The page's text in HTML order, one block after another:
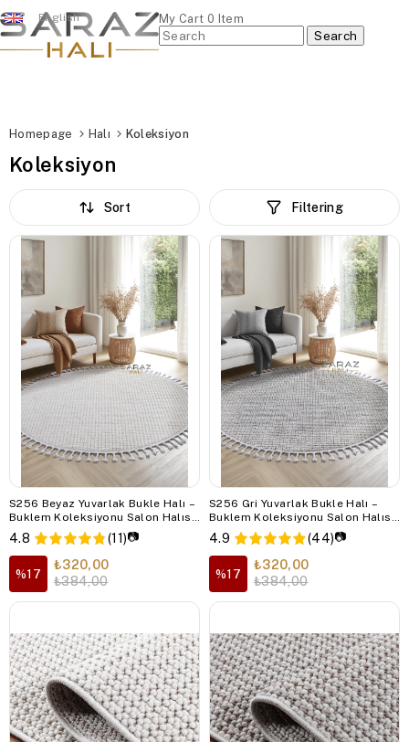
English My Cart 0 Item
Homepage Halı Koleksiyon
Koleksiyon
Filtering
Sort
S256 Beyaz Yuvarlak Bukle Halı –
Buklem Koleksiyonu Salon Halısı,
Mutfak Halısı, Antre Hol Halısı
4.8 (11)📷
%17
₺320,00
₺384,00
S256 Gri Yuvarlak Bukle Halı –
Buklem Koleksiyonu Salon Halısı,
Mutfak Halısı, Antre Hol Halısı
4.9 (44)📷
%17
₺320,00
₺384,00